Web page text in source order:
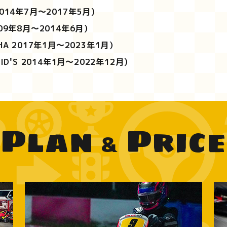
年7月～2017年5月）
年8月～2014年6月）
2017年1月～2023年1月）
2014年1月～2022年12月）
Plan&Price